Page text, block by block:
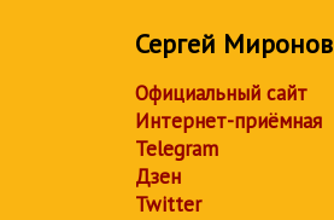
Сергей Миронов
Официальный сайт
Интернет-приёмная
Telegram
Дзен
Twitter